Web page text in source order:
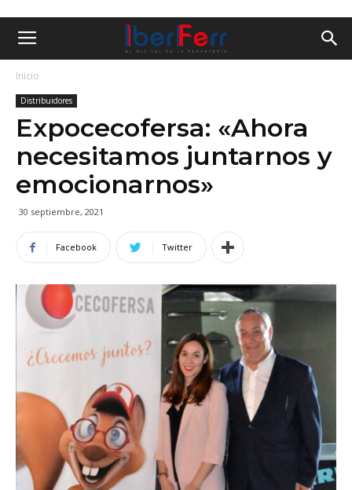
Inicio
Distribuidores
Expocecofersa: «Ahora
necesitamos juntarnos y
emocionarnos»
30 septiembre, 2021
Facebook Twitter